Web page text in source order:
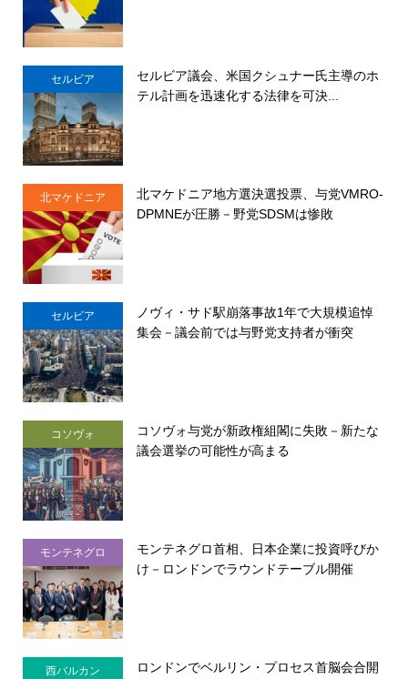
セルビア
セルビア議会、米国クシュナー氏主導のホ
テル計画を迅速化する法律を可決...
北マケドニア
北マケドニア地方選決選投票、与党VMRO-
DPMNEが圧勝－野党SDSMは惨敗
セルビア
ノヴィ・サド駅崩落事故1年で大規模追悼
集会－議会前では与野党支持者が衝突
コソヴォ
コソヴォ与党が新政権組閣に失敗－新たな
議会選挙の可能性が高まる
モンテネグロ
モンテネグロ首相、日本企業に投資呼びか
け－ロンドンでラウンドテーブル開催
西バルカン
ロンドンでベルリン・プロセス首脳会合開